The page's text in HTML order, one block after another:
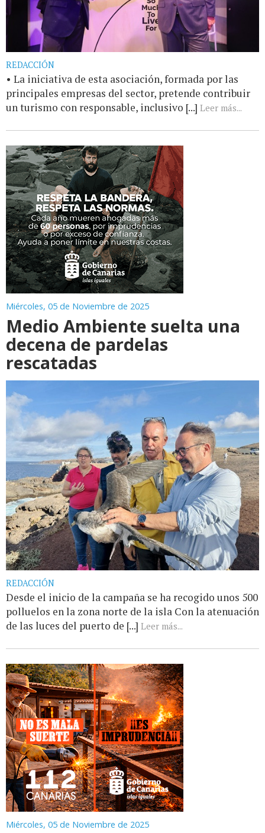
REDACCIÓN
• La iniciativa de esta asociación, formada por las
principales empresas del sector, pretende contribuir
un turismo con responsable, inclusivo [...] Leer más...
Miércoles, 05 de Noviembre de 2025
Medio Ambiente suelta una
decena de pardelas
rescatadas
REDACCIÓN
Desde el inicio de la campaña se ha recogido unos 500
polluelos en la zona norte de la isla Con la atenuación
de las luces del puerto de [...] Leer más...
Miércoles, 05 de Noviembre de 2025